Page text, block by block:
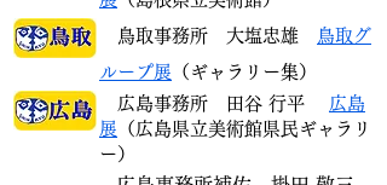
鳥取事務所 大塩忠雄
鳥取グ
ループ展 （ ギャラリー集 ）
広島事務所 田谷 行平 広島
展 （広島県立美術館県民ギャラリ
ー）